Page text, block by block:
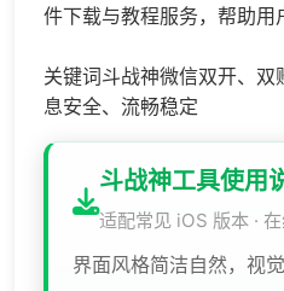
件下载与教程服务，帮助用
关键词斗战神微信双开、
息安全、流畅稳定
斗战神工具使用
适配常见 iOS 版本 ·
界面风格简洁自然，视